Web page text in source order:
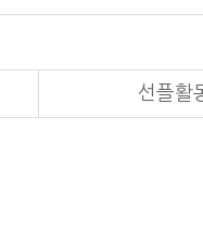
선플활